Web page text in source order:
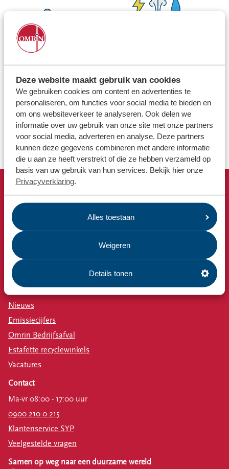
Deze website maakt gebruik van cookies
We gebruiken cookies om content en advertenties te
personaliseren, om functies voor social media te bieden en
om ons websiteverkeer te analyseren. Ook delen we
informatie over uw gebruik van onze site met onze partners
voor social media, adverteren en analyse. Deze partners
kunnen deze gegevens combineren met andere informatie
die u aan ze heeft verstrekt of die ze hebben verzameld op
basis van uw gebruik van hun services. Bekijk hier onze
Privacyverklaring.
Alles toestaan
Weigeren
Details tonen
Voor gemeenten
Snel naar
Afvalkalender
Omrin Afvalapp
Milieustraat
Afspraak milieustraat
Afval aanmelden
Bekijk ook
Nieuws
Emissiecijfers
Omrin Bedrijfsafval
Estafette recyclewinkels
Vacatures
Contact
Ma-vr 08:00 - 17:00 uur
0900 210 0 215
Klantenservice SYP
Veelgestelde vragen
Samen op weg naar een duurzame wereld